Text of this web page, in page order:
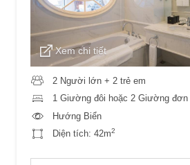
Xem chi tiết
2 Người lớn + 2 trẻ em
1 Giường đôi hoặc 2 Giường đơn
Hướng Biển
Diện tích: 42m2